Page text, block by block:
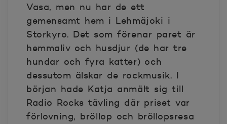
Vasa, men nu har de ett
gemensamt hem i Lehmäjoki i
Storkyro. Det som förenar paret är
hemmaliv och husdjur (de har tre
hundar och fyra katter) och
dessutom älskar de rockmusik. I
början hade Katja anmält sig till
Radio Rocks tävling där priset var
förlovning, bröllop och bröllopsresa